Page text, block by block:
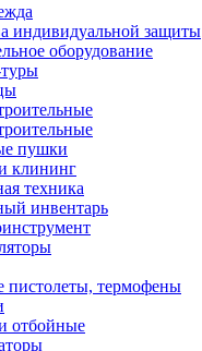
индивидуальной защиты
оборудование
пушки
клининг
техника
инвентарь
пистолеты, термофены
отбойные